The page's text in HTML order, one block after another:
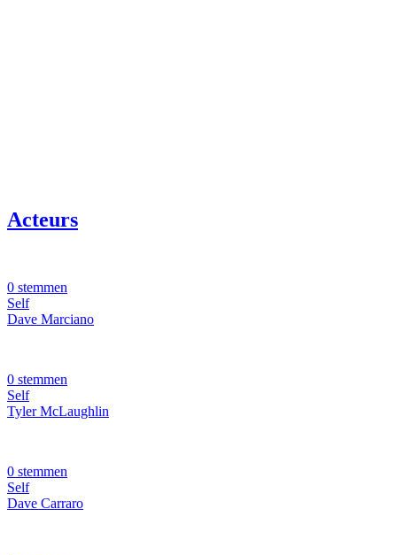
Acteurs
0 stemmen
Self
Dave Marciano
0 stemmen
Self
Tyler McLaughlin
0 stemmen
Self
Dave Carraro